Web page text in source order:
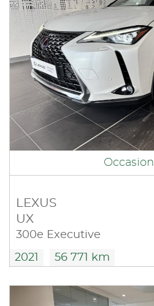
Occasion
LEXUS
UX
300e Executive
2021 56 771 km